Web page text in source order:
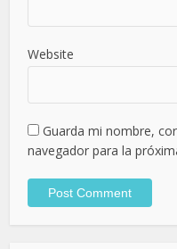
Website
Guarda mi nombre,
navegador para la